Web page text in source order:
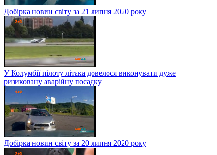
Добірка новин світу за 21 липня 2020 року
У Колумбії пілоту літака довелося виконувати дуже
ризиковану аварійну посадку
Добірка новин світу за 20 липня 2020 року